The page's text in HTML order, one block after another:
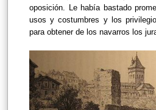
oposición. Le había bastado
usos y costumbres y los
para obtener de los navarros los